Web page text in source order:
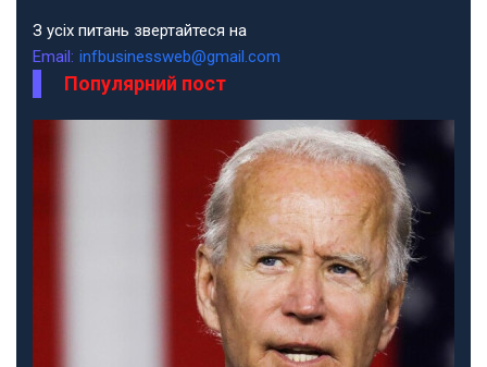
З усіх питань звертайтеся на
Email: infbusinessweb@gmail.com
Популярний пост